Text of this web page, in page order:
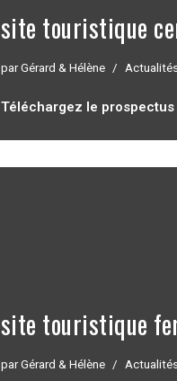
site touristique
parGérard & Hélène
Téléchargez le prospectus
site touristique
parGérard & Hélène